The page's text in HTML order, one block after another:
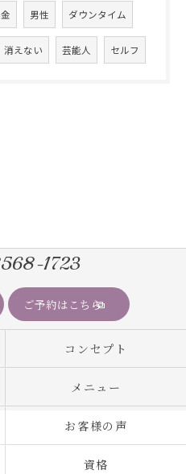
男性 ダウンタイム
消えない 芸能人 セルフ
1723
ご予約はこちら
コンセプト
メニュー
お客様の声
資格